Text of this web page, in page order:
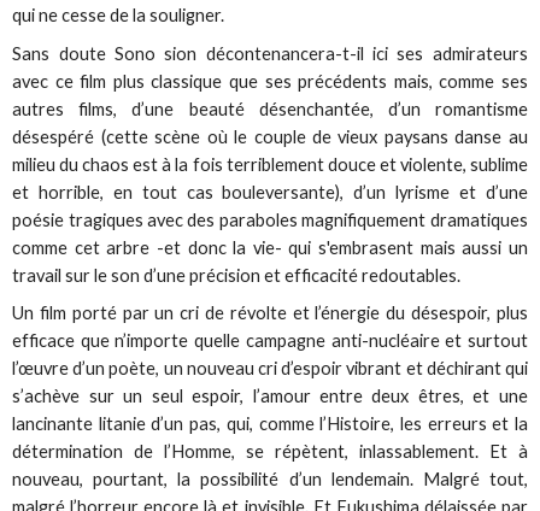
qui ne cesse de la souligner.
Sans doute Sono sion décontenancera-t-il ici ses admirateurs
avec ce film plus classique que ses précédents mais, comme ses
autres films, d’une beauté désenchantée, d’un romantisme
désespéré (cette scène où le couple de vieux paysans danse au
milieu du chaos est à la fois terriblement douce et violente, sublime
et horrible, en tout cas bouleversante), d’un lyrisme et d’une
poésie tragiques avec des paraboles magnifiquement dramatiques
comme cet arbre -et donc la vie- qui s'embrasent mais aussi un
travail sur le son d’une précision et efficacité redoutables.
Un film porté par un cri de révolte et l’énergie du désespoir, plus
efficace que n’importe quelle campagne anti-nucléaire et surtout
l’œuvre d’un poète, un nouveau cri d’espoir vibrant et déchirant qui
s’achève sur un seul espoir, l’amour entre deux êtres, et une
lancinante litanie d’un pas, qui, comme l’Histoire, les erreurs et la
détermination de l’Homme, se répètent, inlassablement. Et à
nouveau, pourtant, la possibilité d’un lendemain. Malgré tout,
malgré l’horreur encore là et invisible. Et Fukushima délaissée par